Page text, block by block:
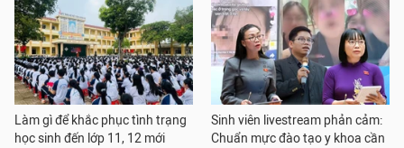
Làm gì để khắc phục tình trạng
học sinh đến lớp 11, 12 mới
Sinh viên livestream phản cảm:
Chuẩn mực đào tạo y khoa cần